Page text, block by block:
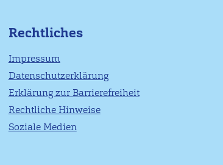
Rechtliches
Impressum
Datenschutzerklärung
Erklärung zur Barrierefreiheit
Rechtliche Hinweise
Soziale Medien